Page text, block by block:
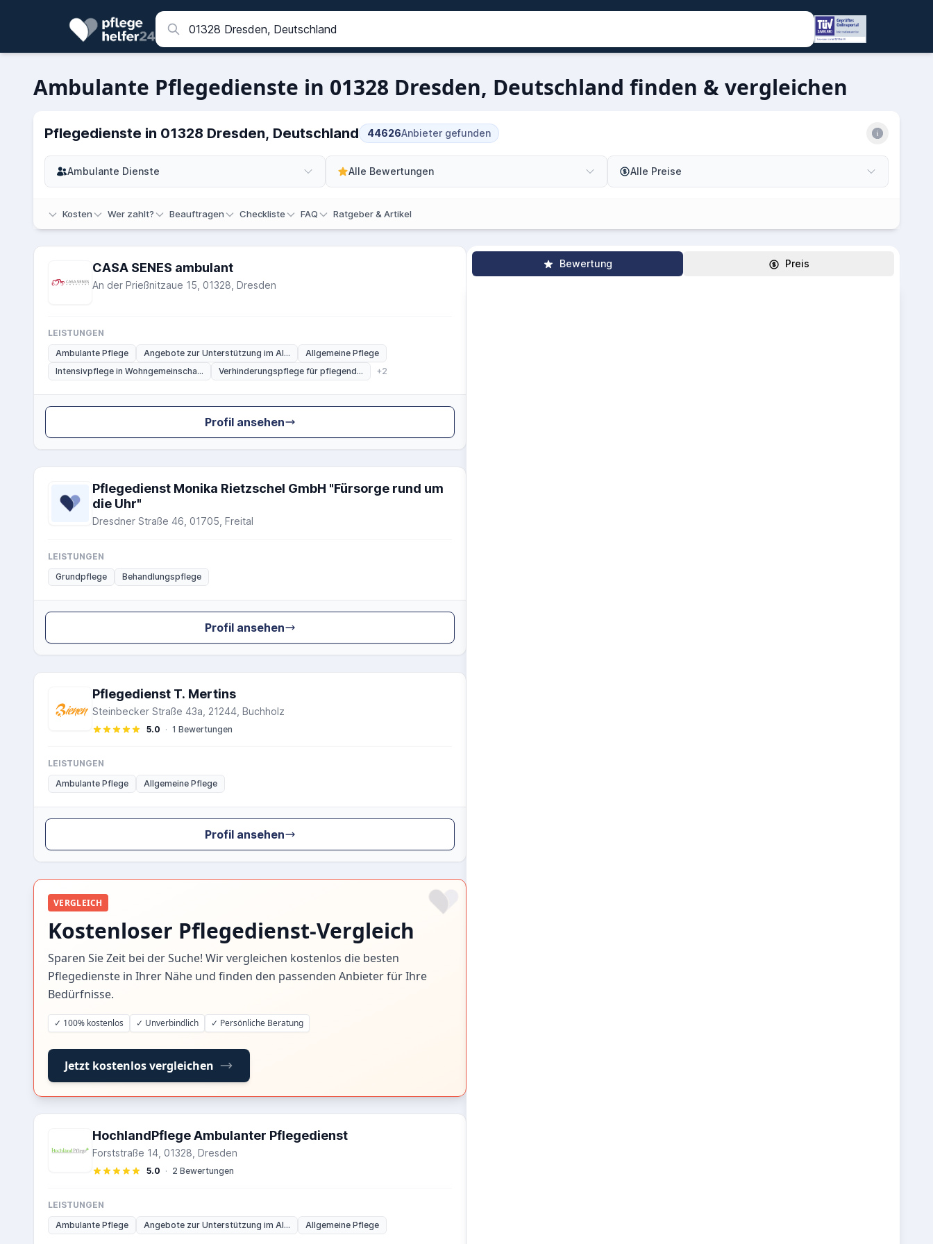
Ambulante Pflegedienste in 01328 Dresden, Deutschland finden & vergleichen
Pflegedienste in 01328 Dresden, Deutschland 44626Anbieter gefunden
Ambulante Dienste Alle Bewertungen Alle Preise
Kosten Wer zahlt? Beauftragen Checkliste FAQ Ratgeber & Artikel
CASA SENES ambulant
An der Prießnitzaue 15, 01328, Dresden
LEISTUNGEN
Ambulante Pflege
Angebote zur Unterstützung im Al...
Allgemeine Pflege
Intensivpflege in Wohngemeinscha...
Verhinderungspflege für pflegend... +2
Profil ansehen
Pflegedienst Monika Rietzschel GmbH "Fürsorge rund um
die Uhr"
Dresdner Straße 46, 01705, Freital
LEISTUNGEN
Grundpflege
Behandlungspflege
Profil ansehen
Pflegedienst T. Mertins
Steinbecker Straße 43a, 21244, Buchholz
5.0 · 1 Bewertungen
LEISTUNGEN
Ambulante Pflege
Allgemeine Pflege
Profil ansehen
VERGLEICH
Kostenloser Pflegedienst-Vergleich
Sparen Sie Zeit bei der Suche! Wir vergleichen kostenlos die besten
Pflegedienste in Ihrer Nähe und finden den passenden Anbieter für Ihre
Bedürfnisse.
✓ 100% kostenlos ✓ Unverbindlich ✓ Persönliche Beratung
Jetzt kostenlos vergleichen
HochlandPflege Ambulanter Pflegedienst
Forststraße 14, 01328, Dresden
5.0 · 2 Bewertungen
LEISTUNGEN
Ambulante Pflege
Angebote zur Unterstützung im Al... Allgemeine Pflege
Bewertung Preis